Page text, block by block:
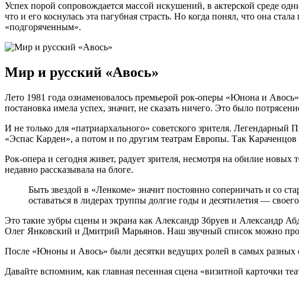
Успех порой сопровождается массой искушений, в актерской среде
что и его коснулась эта пагубная страсть. Но когда понял, что она
«подгоряченным».
Мир и русский «Авось»
Лето 1981 года ознаменовалось премьерой рок-оперы «Юнона и
постановка имела успех, значит, не сказать ничего. Это было
И не только для «патриархального» советского зрителя.
«Эспас Карден», а потом и по другим театрам Европы. Так
Рок-опера и сегодня живет, радует зрителя, несмотря на обилие
недавно рассказывала на блоге.
Быть звездой в «Ленкоме» значит постоянно соперничать и со
оставаться в лидерах труппы долгие годы и десятилетия —
Это такие зубры сцены и экрана как Александр Збруев и
Олег Янковский и Дмитрий Марьянов. Наш звучный список можно
После «Юноны и Авось» были десятки ведущих ролей в самых разных
Давайте вспомним, как главная песенная сцена «визитной карточки